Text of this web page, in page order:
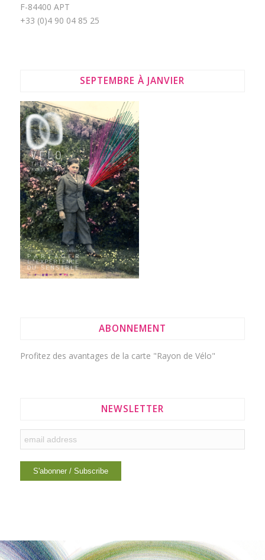
F-84400 APT
+33 (0)4 90 04 85 25
SEPTEMBRE À JANVIER
ABONNEMENT
Profitez des avantages de la carte "Rayon de Vélo"
NEWSLETTER